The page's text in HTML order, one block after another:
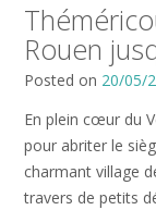
Rouen
Posted on 20/05/
En plein cœur du
pour abriter le
charmant village
travers de petits